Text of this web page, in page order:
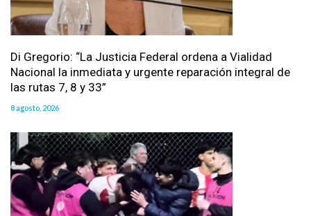
Di Gregorio: “La Justicia Federal ordena a Vialidad
Nacional la inmediata y urgente reparación integral de
las rutas 7, 8 y 33”
8 agosto, 2026